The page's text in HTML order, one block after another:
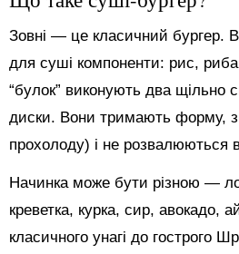
Зовні — це класичний бургер.
для суші компоненти: рис,
“булок” виконують два щільно
диски. Вони тримають форму,
прохолоду) і не розвалюються
Начинка може бути різною —
креветка, курка, сир, авокадо,
класичного унагі до гострого